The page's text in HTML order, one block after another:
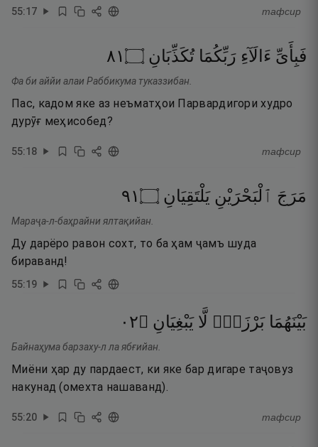
55:17 тафсир
فَبِأَىِّ ءَالَآءِ رَبِّكُمَا تُكَذِّبَانِ ۝١٨
Фа би аййи алаи Раббикума туказзибан.
Пас, кадом яке аз неъматҳои Парвардигори худро
дурӯғ меҳисобед?
55:18 тафсир
مَرَجَ ٱلْبَحْرَيْنِ يَلْتَقِيَانِ ۝١٩
Мараҷа-л-баҳрайни ялтақийан.
Ду дарёро равон сохт, то ба ҳам ҷамъ шуда
бираванд!
55:19
بَيْنَهُمَا بَرْزَخٌۭ لَّا يَبْغِيَانِ ۝٢٠
Байнаҳума барзаху-л ла ябғийан.
Миёни ҳар ду пардаест, ки яке бар дигаре таҷовуз
накунад (омехта нашаванд).
55:20 тафсир